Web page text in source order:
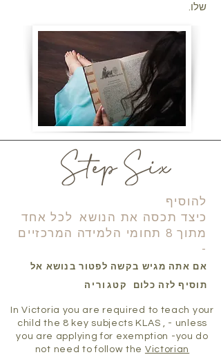
שלו.
להוסיף
כיצד תכסה את הנושא
לכל אחד
מתוך 8 תחומי הלמידה המרכזיים
-
אם אתה מגיש בקשה לפטור בנושא אל
תוסיף לזה כלום
קטגוריה
In Victoria you are required to teach your
child the 8 key subjects KLAS , - unless
you are applying for exemption -you do
not need to follow the Victorian